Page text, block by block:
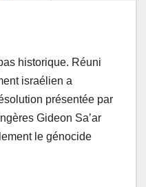
historique. Réuni
israélien a
présentée par
Gideon Sa’ar
le génocide